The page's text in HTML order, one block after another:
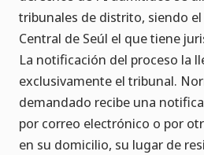
tribunales de distrito, siendo
Central de Seúl el que tiene
La notificación del proceso la
exclusivamente el tribunal.
demandado recibe una
por correo electrónico o por
en su domicilio, su lugar de